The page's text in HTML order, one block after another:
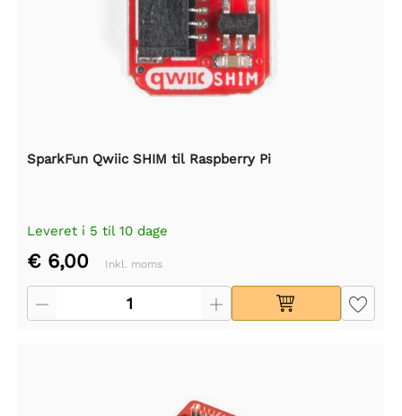
SparkFun Qwiic SHIM til Raspberry Pi
Leveret i 5 til 10 dage
€ 6,00 Inkl. moms